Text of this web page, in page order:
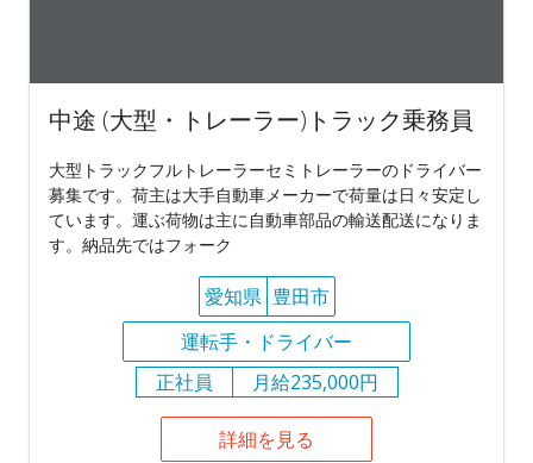
中途 (大型・トレーラー)トラック乗務員
大型トラックフルトレーラーセミトレーラーのドライバー
募集です。荷主は大手自動車メーカーで荷量は日々安定し
ています。運ぶ荷物は主に自動車部品の輸送配送になりま
す。納品先ではフォーク
愛知県 豊田市
運転手・ドライバー
正社員
月給235,000円
詳細を見る